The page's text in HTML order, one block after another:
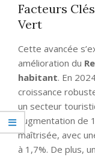
Facteurs
Vert
Cette avancée
amélioration du
habitant. En
croissance
un secteur
augmentation de
maîtrisée, avec
à 1,7%. De plus,